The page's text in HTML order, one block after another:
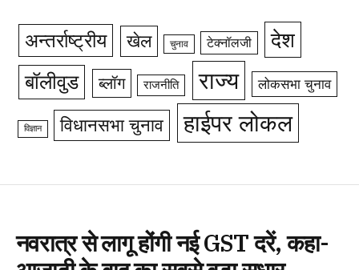
अन्तर्राष्ट्रीय खेल चुनाव टेक्नॉलजी देश
बॉलीवुड ब्लॉग राजनीति राज्य लोकसभा चुनाव
विज्ञान विधानसभा चुनाव हाईपर लोकल
नवरात्र से लागू होंगी नई GST दरें, कहा-